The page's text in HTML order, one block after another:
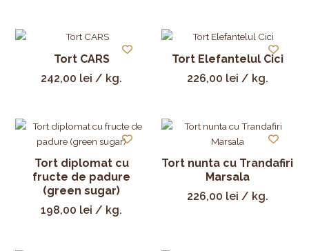
Tort CARS
242,00 lei / kg.
Tort Elefantelul Cici
226,00 lei / kg.
Tort diplomat cu
fructe de padure
(green sugar)
198,00 lei / kg.
Tort nunta cu Trandafiri
Marsala
226,00 lei / kg.